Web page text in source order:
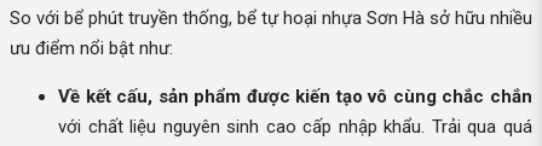
So với bể phút truyền thống, bể tự hoại nhựa Sơn Hà sở hữu nhiều
ưu điểm nổi bật như:
Về kết cấu, sản phẩm được kiến tạo vô cùng chắc chắn
với chất liệu nguyên sinh cao cấp nhập khẩu. Trải qua quá